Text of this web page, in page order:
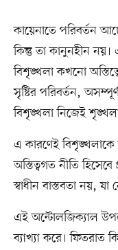
কায়েনাতে পরিবর্তন
কিন্তু তা কানুনহীন নয়।
বিশৃঙ্খলা কখনো
সৃষ্টির পরিবর্তন,
বিশৃঙ্খলা নিজেই
এ কারণেই বিশৃঙ্খলাকে
অস্তিত্বগত নীতি
স্বাধীন বাস্তবতা নয়,
এই অন্টোলজিক্যাল
ব্যাখ্যা করে। ফিতরাত